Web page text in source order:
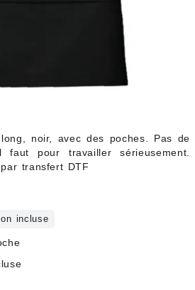
noir, avec des poches. Pas de
pour travailler sérieusement.
transfert DTF
incluse